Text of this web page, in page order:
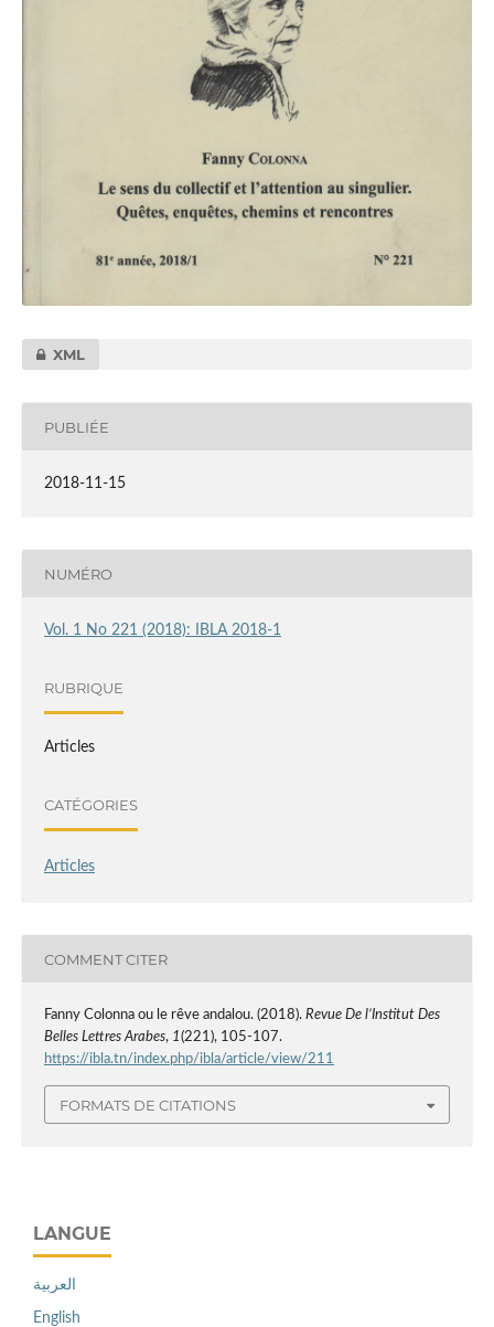
XML
PUBLIÉE
2018-11-15
NUMÉRO
Vol. 1 No 221 (2018): IBLA 2018-1
RUBRIQUE
Articles
CATÉGORIES
Articles
COMMENT CITER
Fanny Colonna ou le rêve andalou. (2018). Revue De l’Institut Des
Belles Lettres Arabes, 1(221), 105-107.
https://ibla.tn/index.php/ibla/article/view/211
FORMATS DE CITATIONS
LANGUE
العربية
English